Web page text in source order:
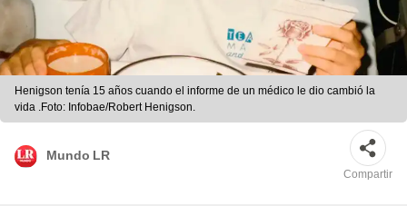
Henigson tenía 15 años cuando el informe de un médico le dio cambió la
vida .Foto: Infobae/Robert Henigson.
Mundo LR
Compartir